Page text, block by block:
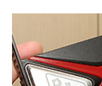
M8Pe M.2 NVMe SSD 512GB는
태로 조금 더 안정적으로 구동이
해서는 32Gb/s 이상을 지원하는
좋아야 한다는 것이죠. 플렉스터
크 발열 먼저 박스부터 살펴보죠.